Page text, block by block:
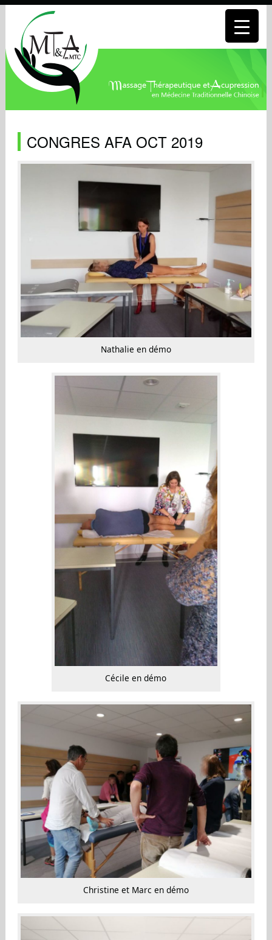
CONGRES AFA OCT 2019
Nathalie en démo
Cécile en démo
Christine et Marc en démo